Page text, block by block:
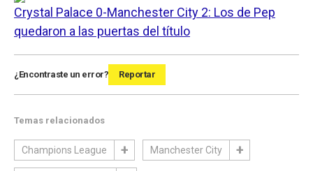
Crystal Palace 0-Manchester City 2: Los de Pep
quedaron a las puertas del título
¿Encontraste un error? Reportar
Temas relacionados
Champions League Manchester City